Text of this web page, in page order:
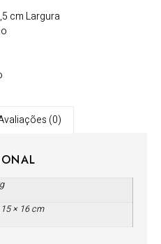
cm Largura
(0)
15 × 16 cm